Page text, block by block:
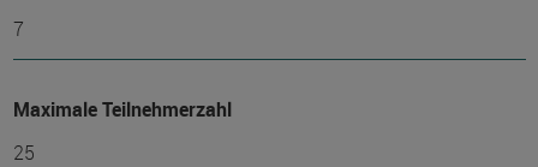
7
Maximale Teilnehmerzahl
25